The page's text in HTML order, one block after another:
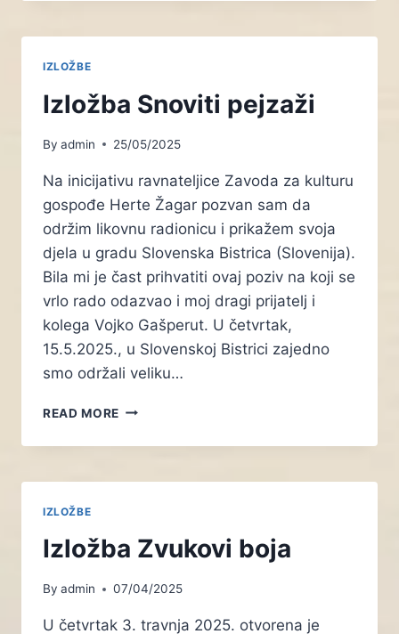
RADIONICA
SINERGIJA
U
IZLOŽBE
Izložba Snoviti pejzaži
By admin 25/05/2025
Na inicijativu ravnateljice Zavoda za kulturu
gospođe Herte Žagar pozvan sam da
održim likovnu radionicu i prikažem svoja
djela u gradu Slovenska Bistrica (Slovenija).
Bila mi je čast prihvatiti ovaj poziv na koji se
vrlo rado odazvao i moj dragi prijatelj i
kolega Vojko Gašperut. U četvrtak,
15.5.2025., u Slovenskoj Bistrici zajedno
smo održali veliku…
READ MORE IZLOŽBA
PEJZAŽI
IZLOŽBE
Izložba Zvukovi boja
By admin 07/04/2025
U četvrtak 3. travnja 2025. otvorena je